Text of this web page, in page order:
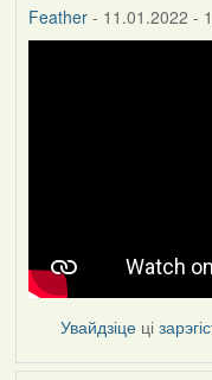
Feather- 11.01.2022 -
Увайдзіце ці